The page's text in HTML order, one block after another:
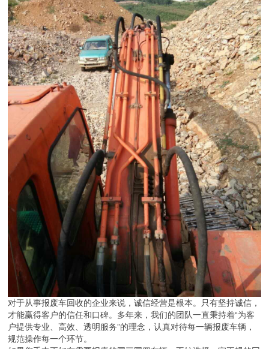
对于从事报废车回收的企业来说，诚信经营是根本。只有坚持诚信，
才能赢得客户的信任和口碑。多年来，我们的团队一直秉持着“为客
户提供专业、高效、透明服务”的理念，认真对待每一辆报废车辆，
规范操作每一个环节。